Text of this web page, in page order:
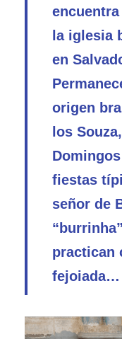
la iglesia
en
origen
los
fiestas
señor de
practican
fejoiada…